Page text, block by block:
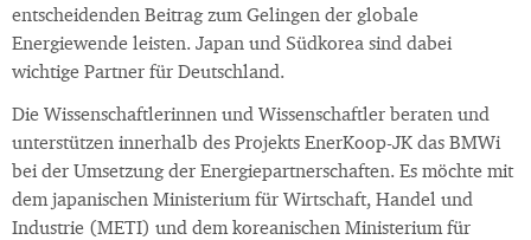
entscheidenden Beitrag zum Gelingen der globale
Energiewende leisten. Japan und Südkorea sind dabei
wichtige Partner für Deutschland.
Die Wissenschaftlerinnen und Wissenschaftler beraten und
unterstützen innerhalb des Projekts EnerKoop-JK das BMWi
bei der Umsetzung der Energiepartnerschaften. Es möchte mit
dem japanischen Ministerium für Wirtschaft, Handel und
Industrie (METI) und dem koreanischen Ministerium für